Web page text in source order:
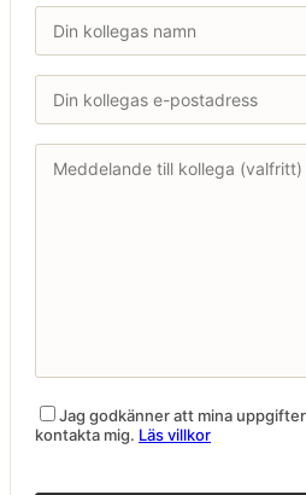
Jag godkänner att mina
kontakta mig. Läs villkor